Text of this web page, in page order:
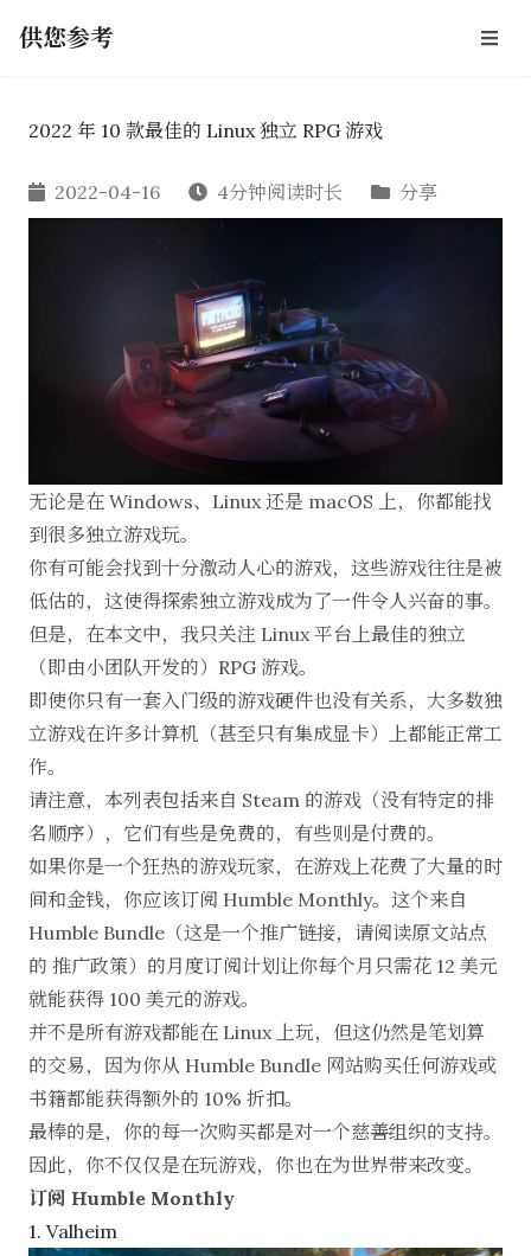
供您参考
2022 年 10 款最佳的 Linux 独立 RPG 游戏
2022-04-16 4分钟阅读时长 分享
无论是在 Windows、Linux 还是 macOS 上，你都能找
到很多独立游戏玩。
你有可能会找到十分激动人心的游戏，这些游戏往往是被
低估的，这使得探索独立游戏成为了一件令人兴奋的事。
但是，在本文中，我只关注 Linux 平台上最佳的独立
（即由小团队开发的）RPG 游戏。
即使你只有一套入门级的游戏硬件也没有关系，大多数独
立游戏在许多计算机（甚至只有集成显卡）上都能正常工
作。
请注意，本列表包括来自 Steam 的游戏（没有特定的排
名顺序），它们有些是免费的，有些则是付费的。
如果你是一个狂热的游戏玩家，在游戏上花费了大量的时
间和金钱，你应该订阅 Humble Monthly。这个来自
Humble Bundle （这是一个推广链接，请阅读原文站点
的 推广政策）的月度订阅计划让你每个月只需花 12 美元
就能获得 100 美元的游戏。
并不是所有游戏都能在 Linux 上玩，但这仍然是笔划算
的交易，因为你从 Humble Bundle 网站购买任何游戏或
书籍都能获得额外的 10% 折扣。
最棒的是，你的每一次购买都是对一个慈善组织的支持。
因此，你不仅仅是在玩游戏，你也在为世界带来改变。
订阅 Humble Monthly
1. Valheim